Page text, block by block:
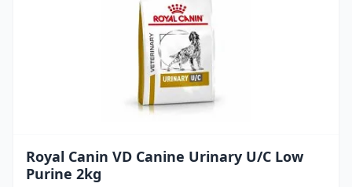
Royal Canin VD Canine Urinary U/C Low
Purine 2kg